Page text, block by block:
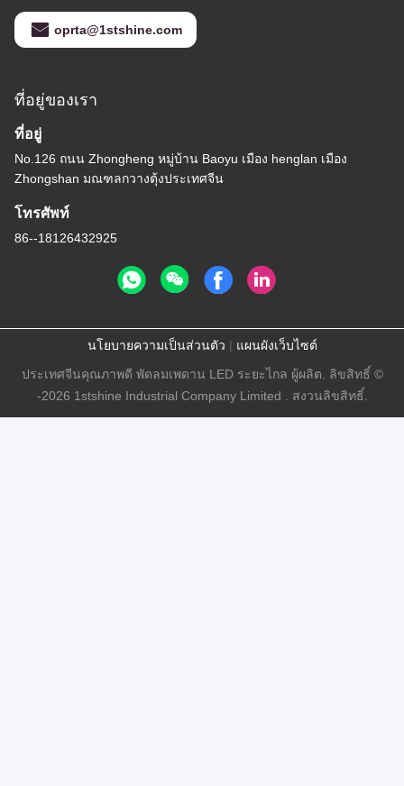
oprta@1stshine.com
ที่อยู่ของเรา
ที่อยู่
No.126 ถนน Zhongheng หมู่บ้าน Baoyu เมือง henglan เมือง
Zhongshan มณฑลกวางตุ้งประเทศจีน
โทรศัพท์
86--18126432925
นโยบายความเป็นส่วนตัว | แผนผังเว็บไซต์
ประเทศจีนคุณภาพดี พัดลมเพดาน LED ระยะไกล ผู้ผลิต. ลิขสิทธิ์ ©
-2026 1stshine Industrial Company Limited . สงวนลิขสิทธิ์.